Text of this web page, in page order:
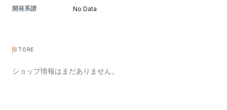
開発系譜 No Data
STORE
ショップ情報はまだありません。